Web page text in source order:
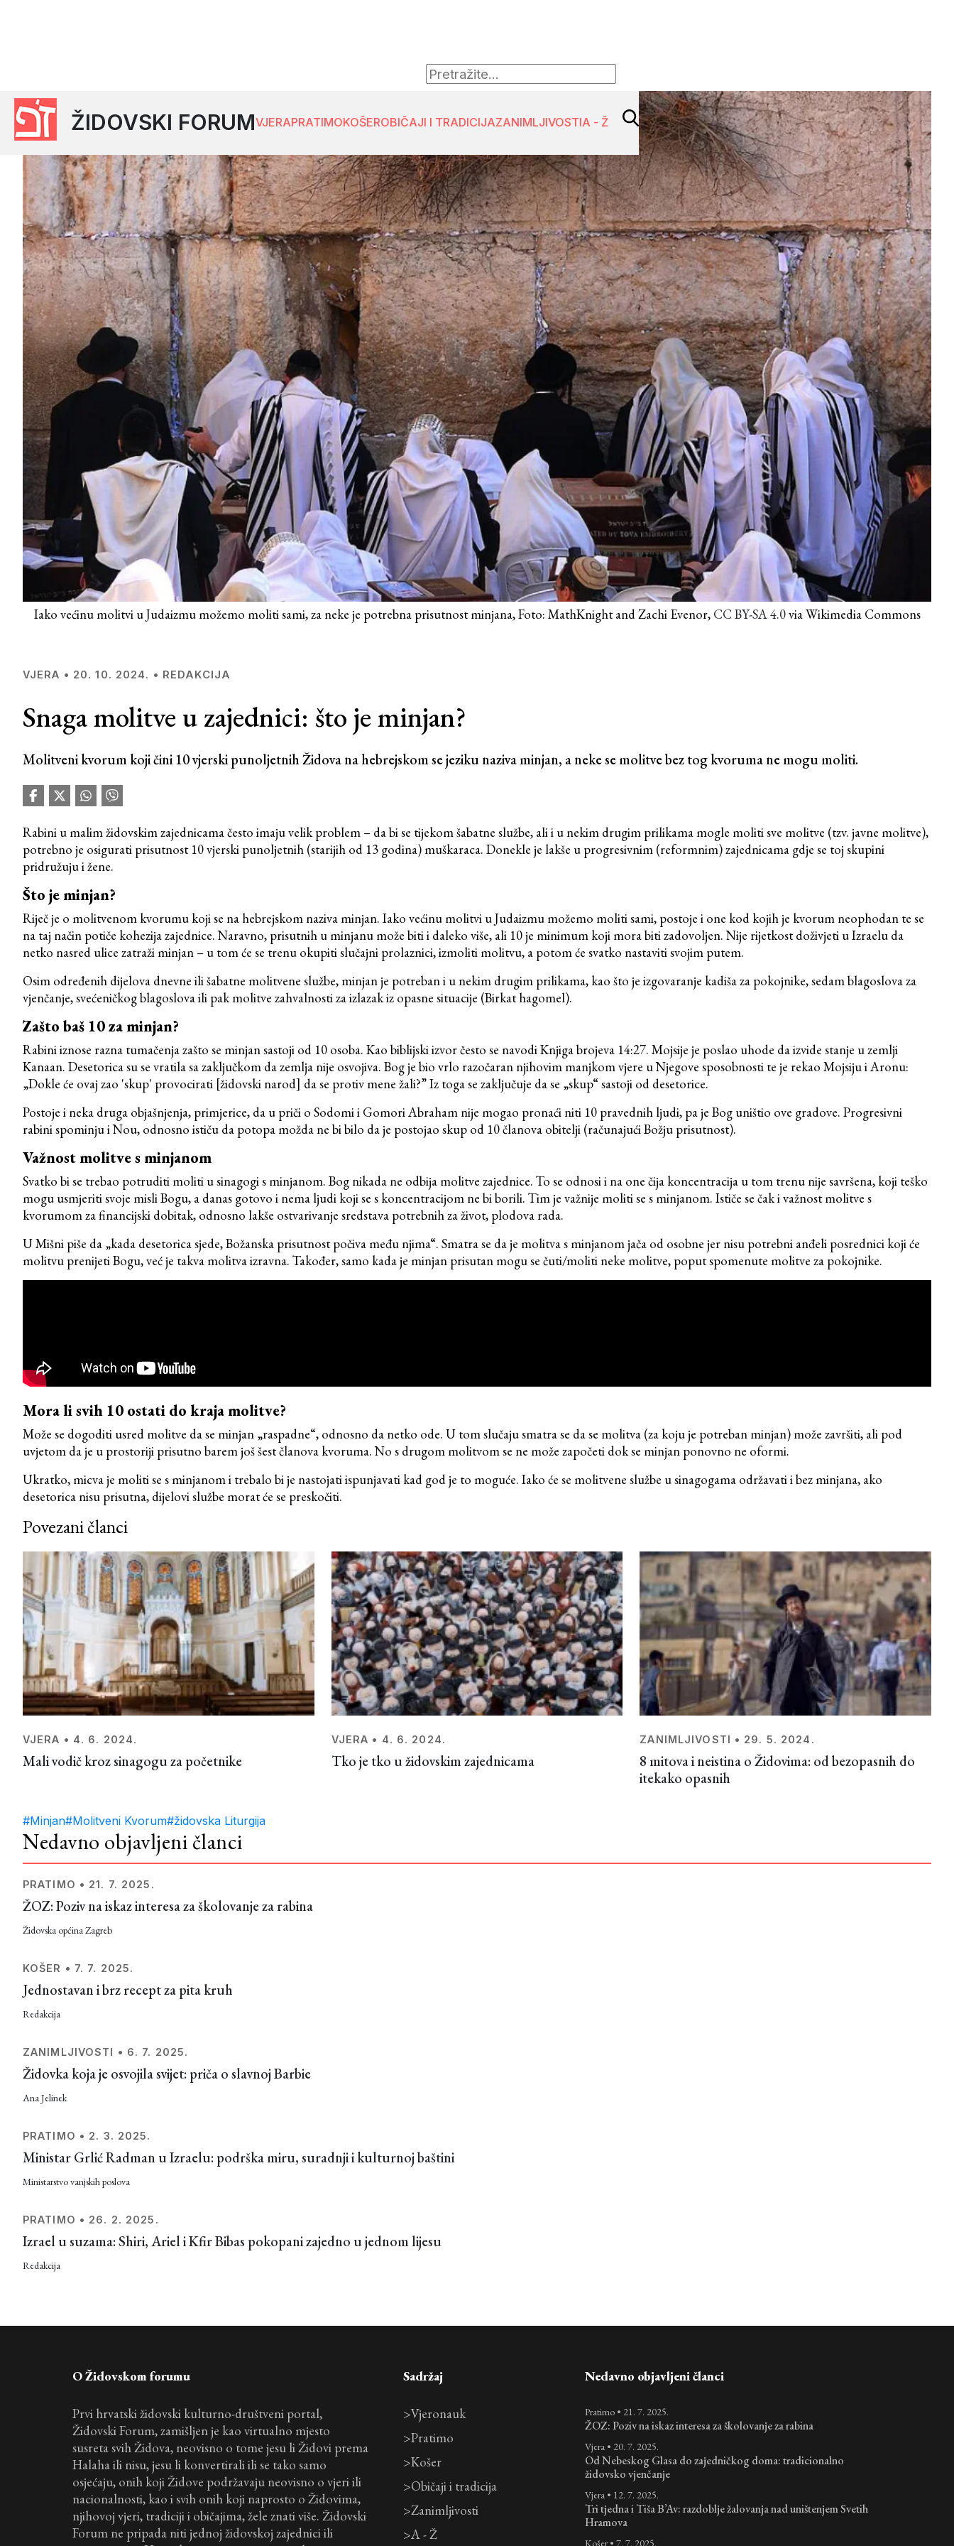
ŽIDOVSKI FORUMVJERAPRATIMOKOŠEROBIČAJI I TRADICIJAZANIMLJIVOSTIA - Ž
Iako većinu molitvi u Judaizmu možemo moliti sami, za neke je potrebna prisutnost minjana, Foto: MathKnight and Zachi Evenor, CC BY-SA 4.0via Wikimedia Commons
VJERA • 20. 10. 2024. • REDAKCIJA
Snaga molitve u zajednici: što je minjan?
Molitveni kvorum koji čini 10 vjerski punoljetnih Židova na hebrejskom se jeziku naziva minjan, a neke se molitve bez tog kvoruma ne mogu moliti.
Rabini u malim židovskim zajednicama često imaju velik problem – da bi se tijekom šabatne službe, ali i u nekim drugim prilikama mogle moliti sve molitve (tzv. javne molitve),
potrebno je osigurati prisutnost 10 vjerski punoljetnih (starijih od 13 godina) muškaraca. Donekle je lakše u progresivnim (reformnim) zajednicama gdje se toj skupini
pridružuju i žene.
Što je minjan?
Riječ je o molitvenom kvorumu koji se na hebrejskom naziva minjan. Iako većinu molitvi u Judaizmu možemo moliti sami, postoje i one kod kojih je kvorum neophodan te se
na taj način potiče kohezija zajednice. Naravno, prisutnih u minjanu može biti i daleko više, ali 10 je minimum koji mora biti zadovoljen. Nije rijetkost doživjeti u Izraelu da
netko nasred ulice zatraži minjan – u tom će se trenu okupiti slučajni prolaznici, izmoliti molitvu, a potom će svatko nastaviti svojim putem.
Osim određenih dijelova dnevne ili šabatne molitvene službe, minjan je potreban i u nekim drugim prilikama, kao što je izgovaranje kadiša za pokojnike, sedam blagoslova za
vjenčanje, svećeničkog blagoslova ili pak molitve zahvalnosti za izlazak iz opasne situacije (Birkat hagomel).
Zašto baš 10 za minjan?
Rabini iznose razna tumačenja zašto se minjan sastoji od 10 osoba. Kao biblijski izvor često se navodi Knjiga brojeva 14:27. Mojsije je poslao uhode da izvide stanje u zemlji
Kanaan. Desetorica su se vratila sa zaključkom da zemlja nije osvojiva. Bog je bio vrlo razočaran njihovim manjkom vjere u Njegove sposobnosti te je rekao Mojsiju i Aronu:
„Dokle će ovaj zao 'skup' provocirati [židovski narod] da se protiv mene žali?” Iz toga se zaključuje da se „skup“ sastoji od desetorice.
Postoje i neka druga objašnjenja, primjerice, da u priči o Sodomi i Gomori Abraham nije mogao pronaći niti 10 pravednih ljudi, pa je Bog uništio ove gradove. Progresivni
rabini spominju i Nou, odnosno ističu da potopa možda ne bi bilo da je postojao skup od 10 članova obitelji (računajući Božju prisutnost).
Važnost molitve s minjanom
Svatko bi se trebao potruditi moliti u sinagogi s minjanom. Bog nikada ne odbija molitve zajednice. To se odnosi i na one čija koncentracija u tom trenu nije savršena, koji teško
mogu usmjeriti svoje misli Bogu, a danas gotovo i nema ljudi koji se s koncentracijom ne bi borili. Tim je važnije moliti se s minjanom. Ističe se čak i važnost molitve s
kvorumom za financijski dobitak, odnosno lakše ostvarivanje sredstava potrebnih za život, plodova rada.
U Mišni piše da „kada desetorica sjede, Božanska prisutnost počiva među njima“. Smatra se da je molitva s minjanom jača od osobne jer nisu potrebni anđeli posrednici koji će
molitvu prenijeti Bogu, već je takva molitva izravna. Također, samo kada je minjan prisutan mogu se čuti/moliti neke molitve, poput spomenute molitve za pokojnike.
Mora li svih 10 ostati do kraja molitve?
Može se dogoditi usred molitve da se minjan „raspadne“, odnosno da netko ode. U tom slučaju smatra se da se molitva (za koju je potreban minjan) može završiti, ali pod
uvjetom da je u prostoriji prisutno barem još šest članova kvoruma. No s drugom molitvom se ne može započeti dok se minjan ponovno ne oformi.
Ukratko, micva je moliti se s minjanom i trebalo bi je nastojati ispunjavati kad god je to moguće. Iako će se molitvene službe u sinagogama održavati i bez minjana, ako
desetorica nisu prisutna, dijelovi službe morat će se preskočiti.
Povezani članci
VJERA • 4. 6. 2024.
Mali vodič kroz sinagogu za početnike
VJERA • 4. 6. 2024.
Tko je tko u židovskim zajednicama
ZANIMLJIVOSTI • 29. 5. 2024.
8 mitova i neistina o Židovima: od bezopasnih do
itekako opasnih
#Minjan#Molitveni Kvorum#židovska Liturgija
Nedavno objavljeni članci
PRATIMO • 21. 7. 2025.
ŽOZ: Poziv na iskaz interesa za školovanje za rabina
Židovska općina Zagreb
KOŠER • 7. 7. 2025.
Jednostavan i brz recept za pita kruh
Redakcija
ZANIMLJIVOSTI • 6. 7. 2025.
Židovka koja je osvojila svijet: priča o slavnoj Barbie
Ana Jelinek
PRATIMO • 2. 3. 2025.
Ministar Grlić Radman u Izraelu: podrška miru, suradnji i kulturnoj baštini
Ministarstvo vanjskih poslova
PRATIMO • 26. 2. 2025.
Izrael u suzama: Shiri, Ariel i Kfir Bibas pokopani zajedno u jednom lijesu
Redakcija
O Židovskom forumu
Prvi hrvatski židovski kulturno-društveni portal,
Židovski Forum, zamišljen je kao virtualno mjesto
susreta svih Židova, neovisno o tome jesu li Židovi prema
Halaha ili nisu, jesu li konvertirali ili se tako samo
osjećaju, onih koji Židove podržavaju neovisno o vjeri ili
nacionalnosti, kao i svih onih koji naprosto o Židovima,
njihovoj vjeri, tradiciji i običajima, žele znati više. Židovski
Forum ne pripada niti jednoj židovskoj zajednici ili
Sadržaj
>Vjeronauk
>Pratimo
>Košer
>Običaji i tradicija
>Zanimljivosti
>A - Ž
Nedavno objavljeni članci
Pratimo • 21. 7. 2025.
ŽOZ: Poziv na iskaz interesa za školovanje za rabina
Vjera • 20. 7. 2025.
Od Nebeskog Glasa do zajedničkog doma: tradicionalno
židovsko vjenčanje
Vjera • 12. 7. 2025.
Tri tjedna i Tiša B’Av: razdoblje žalovanja nad uništenjem Svetih
Hramova
Košer • 7. 7. 2025.